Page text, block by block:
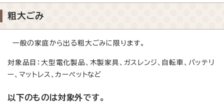
粗大ごみ
一般の家庭から出る粗大ごみに限ります。
対象品目：大型電化製品、木製家具、ガスレンジ、自転車、バッテリ
ー、マットレス、カーペットなど
以下のものは対象外です。